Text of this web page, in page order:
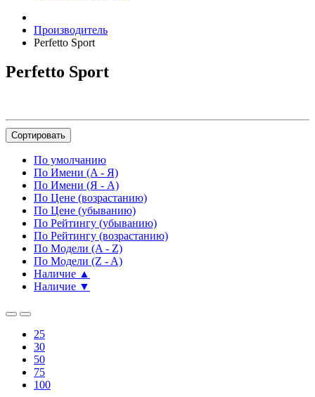
Производитель
Perfetto Sport
Perfetto Sport
Сортировать
По умолчанию
По Имени (A - Я)
По Имени (Я - A)
По Цене (возрастанию)
По Цене (убыванию)
По Рейтингу (убыванию)
По Рейтингу (возрастанию)
По Модели (A - Z)
По Модели (Z - A)
Наличие ▲
Наличие ▼
25
30
50
75
100